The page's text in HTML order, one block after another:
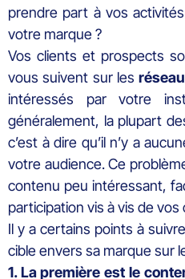
prendre part à vos
votre marque ?
Vos clients et prospects
vous suivent sur les
intéressés par votre
généralement, la plupart
c’est à dire qu’il n’y a
votre audience. Ce
contenu peu intéressant,
participation vis à vis de vos
Il y a certains points à
cible envers sa marque sur
1. La première est le